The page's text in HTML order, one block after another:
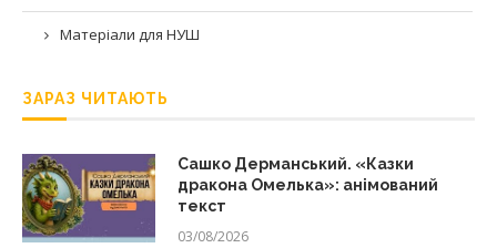
Матеріали для НУШ
ЗАРАЗ ЧИТАЮТЬ
Сашко Дерманський. «Казки
дракона Омелька»: анімований
текст
03/08/2026